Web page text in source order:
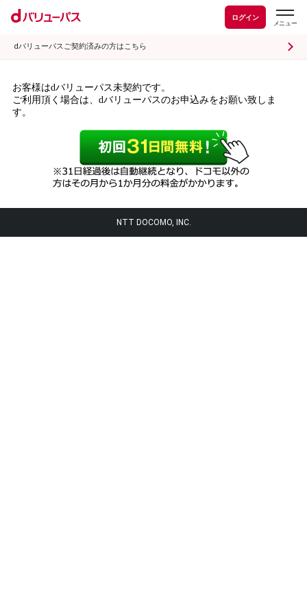
ログイン
dバリューパスご契約済みの方はこちら
お客様はdバリューパス未契約です。
ご利用頂く場合は、dバリューパスのお申込みをお願い致しま
す。
NTT DOCOMO, INC.